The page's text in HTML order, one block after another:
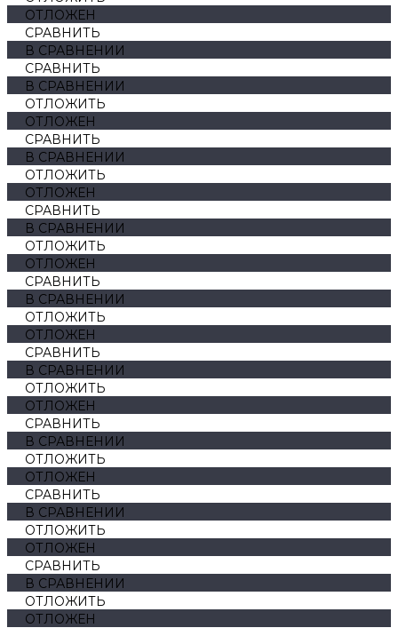
ОТЛОЖЕН
СРАВНИТЬ
В СРАВНЕНИИ
СРАВНИТЬ
В СРАВНЕНИИ
ОТЛОЖИТЬ
ОТЛОЖЕН
СРАВНИТЬ
В СРАВНЕНИИ
ОТЛОЖИТЬ
ОТЛОЖЕН
СРАВНИТЬ
В СРАВНЕНИИ
ОТЛОЖИТЬ
ОТЛОЖЕН
СРАВНИТЬ
В СРАВНЕНИИ
ОТЛОЖИТЬ
ОТЛОЖЕН
СРАВНИТЬ
В СРАВНЕНИИ
ОТЛОЖИТЬ
ОТЛОЖЕН
СРАВНИТЬ
В СРАВНЕНИИ
ОТЛОЖИТЬ
ОТЛОЖЕН
СРАВНИТЬ
В СРАВНЕНИИ
ОТЛОЖИТЬ
ОТЛОЖЕН
СРАВНИТЬ
В СРАВНЕНИИ
ОТЛОЖИТЬ
ОТЛОЖЕН